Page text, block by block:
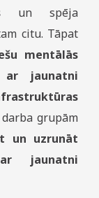
un spēja
citu. Tāpat
mentālās
ar jaunatni
grupām
un uzrunāt
jaunatni